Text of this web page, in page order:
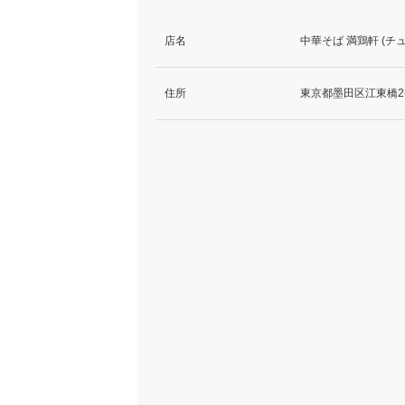
店名 中華そば 満鶏軒 (チ
住所 東京都墨田区江東橋